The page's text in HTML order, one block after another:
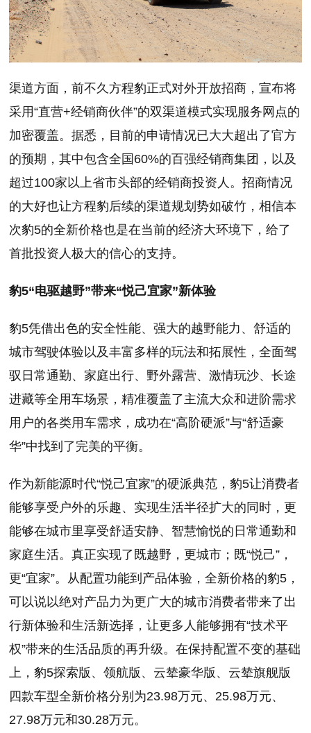
渠道方面，前不久方程豹正式对外开放招商，宣布将
采用“直营+经销商伙伴”的双渠道模式实现服务网点的
加密覆盖。据悉，目前的申请情况已大大超出了官方
的预期，其中包含全国60%的百强经销商集团，以及
超过100家以上省市头部的经销商投资人。招商情况
的大好也让方程豹后续的渠道规划势如破竹，相信本
次豹5的全新价格也是在当前的经济大环境下，给了
首批投资人极大的信心的支持。
豹5“电驱越野”带来“悦己宜家”新体验
豹5凭借出色的安全性能、强大的越野能力、舒适的
城市驾驶体验以及丰富多样的玩法和拓展性，全面驾
驭日常通勤、家庭出行、野外露营、激情玩沙、长途
进藏等全用车场景，精准覆盖了主流大众和进阶需求
用户的各类用车需求，成功在“高阶硬派”与“舒适豪
华”中找到了完美的平衡。
作为新能源时代“悦己宜家”的硬派典范，豹5让消费者
能够享受户外的乐趣、实现生活半径扩大的同时，更
能够在城市里享受舒适安静、智慧愉悦的日常通勤和
家庭生活。真正实现了既越野，更城市；既“悦己”，
更“宜家”。从配置功能到产品体验，全新价格的豹5，
可以说以绝对产品力为更广大的城市消费者带来了出
行新体验和生活新选择，让更多人能够拥有“技术平
权”带来的生活品质的再升级。在保持配置不变的基础
上，豹5探索版、领航版、云辇豪华版、云辇旗舰版
四款车型全新价格分别为23.98万元、25.98万元、
27.98万元和30.28万元。